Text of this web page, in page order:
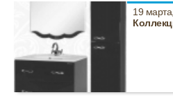
19